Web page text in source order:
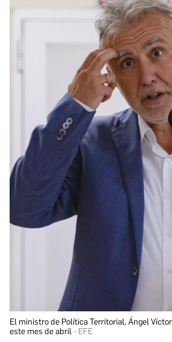
El ministro de Política Territorial, Ángel
este mes de abril
EFE